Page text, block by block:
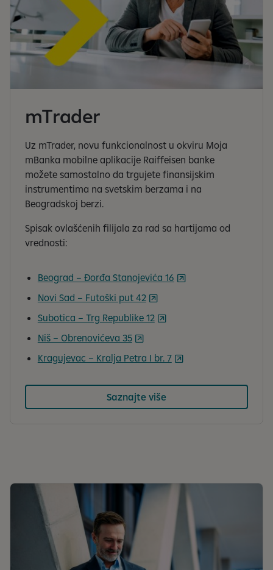
mTrader
Uz mTrader, novu funkcionalnost u okviru Moja
mBanka mobilne aplikacije Raiffeisen banke
možete samostalno da trgujete finansijskim
instrumentima na svetskim berzama i na
Beogradskoj berzi.
Spisak ovlašćenih filijala za rad sa hartijama od
vrednosti:
Beograd – Đorđa Stanojevića 16
Novi Sad – Futoški put 42
Subotica – Trg Republike 12
Niš – Obrenovićeva 35
Kragujevac – Kralja Petra I br. 7
Saznajte više